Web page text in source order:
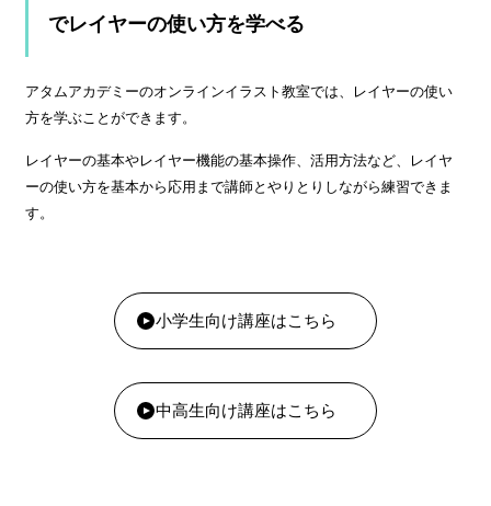
でレイヤーの使い方を学べる
アタムアカデミーのオンラインイラスト教室では、レイヤーの使い
方を学ぶことができます。
レイヤーの基本やレイヤー機能の基本操作、活用方法など、レイヤ
ーの使い方を基本から応用まで講師とやりとりしながら練習できま
す。
小学生向け講座はこちら
中高生向け講座はこちら